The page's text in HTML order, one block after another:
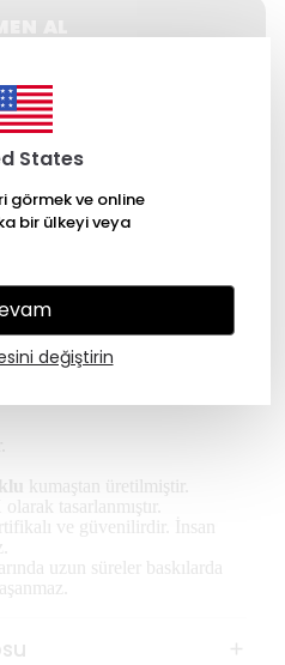
States
görmek ve online
bir ülkeyi veya
değiştirin
kumaştan üretilmiştir.
tasarlanmıştır.
ve güvenilirdir. İnsan
uzun süreler baskılarda